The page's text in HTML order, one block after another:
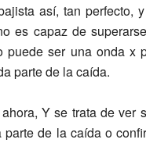
así, tan perfecto,
es capaz de
puede ser una onda x
parte de la caída.
Y se trata de ver
parte de la caída o